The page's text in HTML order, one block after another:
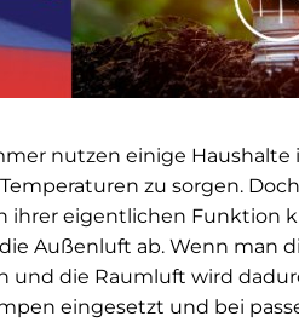
nutzen einige Haushalte
zu sorgen.
ihrer eigentlichen Funktion
Außenluft ab. Wenn man
die Raumluft wird
eingesetzt und bei